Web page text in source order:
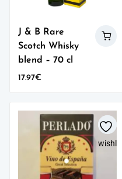
J & B Rare
Scotch Whisky
blend – 70 cl
17.97€
wishlist